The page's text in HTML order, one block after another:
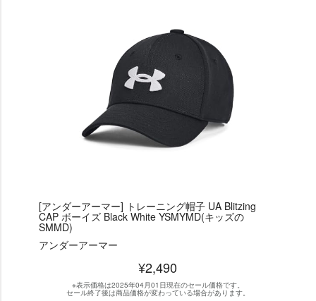
[アンダーアーマー] トレーニング帽子 UA Blitzing
CAP ボーイズ Black White YSMYMD(キッズの
SMMD)
アンダーアーマー
¥2,490
※表示価格は2025年04月01日現在のセール価格です。
セール終了後は商品価格が変わっている場合があります。